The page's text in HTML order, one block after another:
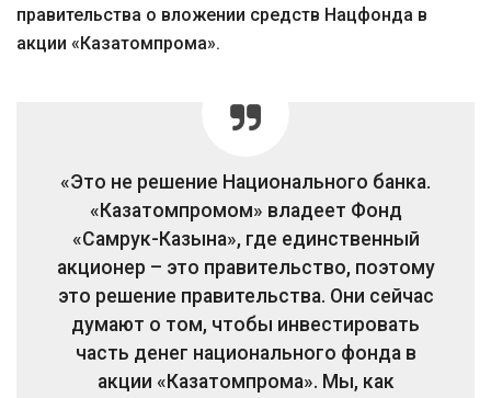
правительства о вложении средств Нацфонда в
акции «Казатомпрома».
«Это не решение Национального банка.
«Казатомпромом» владеет Фонд
«Самрук-Казына», где единственный
акционер – это правительство, поэтому
это решение правительства. Они сейчас
думают о том, чтобы инвестировать
часть денег национального фонда в
акции «Казатомпрома». Мы, как